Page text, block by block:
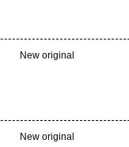
New original
New original